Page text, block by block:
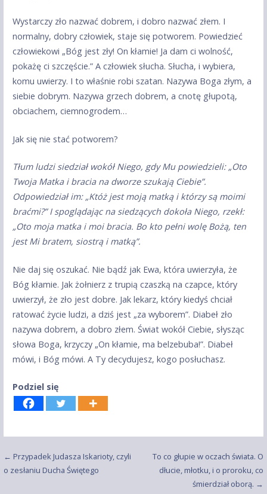
Wystarczy zło nazwać dobrem, i dobro nazwać złem. I
normalny, dobry człowiek, staje się potworem. Powiedzieć
człowiekowi „Bóg jest zły! On kłamie! Ja dam ci wolność,
pokażę ci szczęście.” A człowiek słucha. Słucha, i wybiera,
komu uwierzy. I to właśnie robi szatan. Nazywa Boga złym, a
siebie dobrym. Nazywa grzech dobrem, a cnotę głupotą,
obciachem, ciemnogrodem…
Jak się nie stać potworem?
Tłum ludzi siedział wokół Niego, gdy Mu powiedzieli: „Oto
Twoja Matka i bracia na dworze szukają Ciebie”.
Odpowiedział im: „Któż jest moją matką i którzy są moimi
braćmi?” I spoglądając na siedzących dokoła Niego, rzekł:
„Oto moja matka i moi bracia. Bo kto pełni wolę Bożą, ten
jest Mi bratem, siostrą i matką”.
Nie daj się oszukać. Nie bądź jak Ewa, która uwierzyła, że
Bóg kłamie. Jak żołnierz z trupią czaszką na czapce, który
uwierzył, że zło jest dobre. Jak lekarz, który kiedyś chciał
ratować życie ludzi, a dziś jest „za wyborem”. Diabeł zło
nazywa dobrem, a dobro złem. Świat wokół Ciebie, słysząc
słowa Boga, krzyczy „On kłamie, ma belzebuba!”. Diabeł
mówi, i Bóg mówi. A Ty decydujesz, kogo posłuchasz.
Podziel się
Nawigacja
← Przypadek Judasza Iskarioty, czyli
o zesłaniu Ducha Świętego
To co głupie w oczach świata. O
dłucie, młotku, i o proroku, co
śmierdział oborą. →